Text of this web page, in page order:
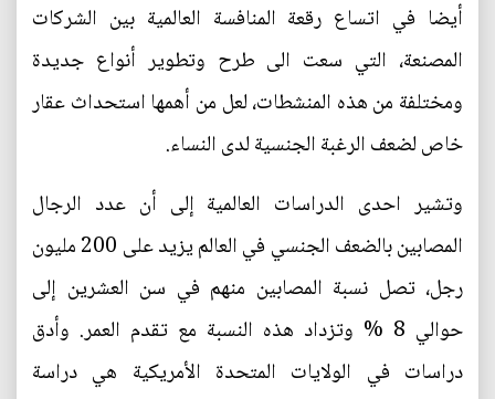
أيضا في اتساع رقعة المنافسة العالمية بين الشركات
المصنعة، التي سعت الى طرح وتطوير أنواع جديدة
ومختلفة من هذه المنشطات، لعل من أهمها استحداث عقار
خاص لضعف الرغبة الجنسية لدى النساء.
وتشير احدى الدراسات العالمية إلى أن عدد الرجال
المصابين بالضعف الجنسي في العالم يزيد على 200 مليون
رجل، تصل نسبة المصابين منهم في سن العشرين إلى
حوالي 8 % وتزداد هذه النسبة مع تقدم العمر. وأدق
دراسات في الولايات المتحدة الأمريكية هي دراسة